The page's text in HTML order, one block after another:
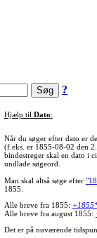
?
Hjælp til Dato:
Når du søger efter dato er
(f.eks. er 1855-08-02 den
bindestreger skal en dato i
undlade søgeord.
Man skal altså søge efter
1855.
Alle breve fra 1855:
Alle breve fra august 1855:
Det er på nuværende